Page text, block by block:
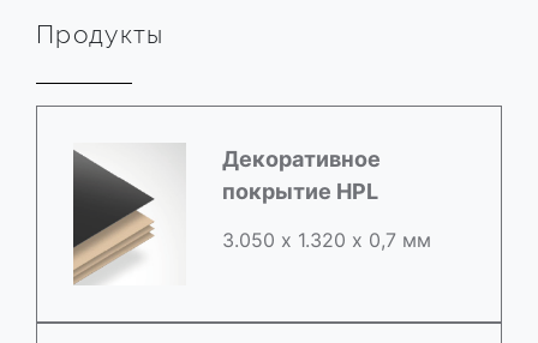
Продукты
Декоративное
покрытие HPL
3.050 х 1.320 х 0,7 мм